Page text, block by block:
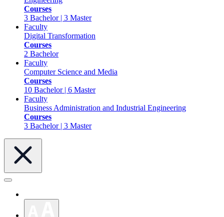
Courses
3 Bachelor | 3 Master
Faculty
Digital Transformation
Courses
2 Bachelor
Faculty
Computer Science and Media
Courses
10 Bachelor | 6 Master
Faculty
Business Administration and Industrial Engineering
Courses
3 Bachelor | 3 Master